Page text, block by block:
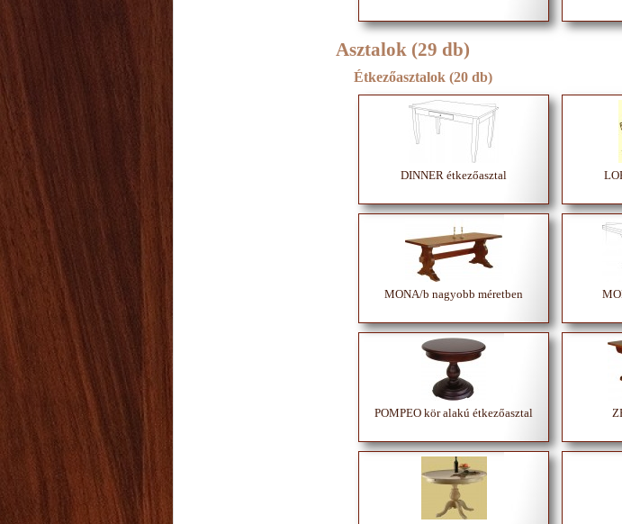
Asztalok (29 db)
Étkezőasztalok (20 db)
DINNER étkezőasztal
MONA/b nagyobb méretben
POMPEO kör alakú étkezőasztal